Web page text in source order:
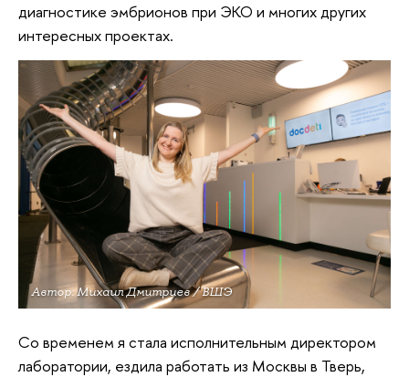
диагностике эмбрионов при ЭКО и многих других
интересных проектах.
Автор: Михаил Дмитриев / ВШЭ
Со временем я стала исполнительным директором
лаборатории, ездила работать из Москвы в Тверь,